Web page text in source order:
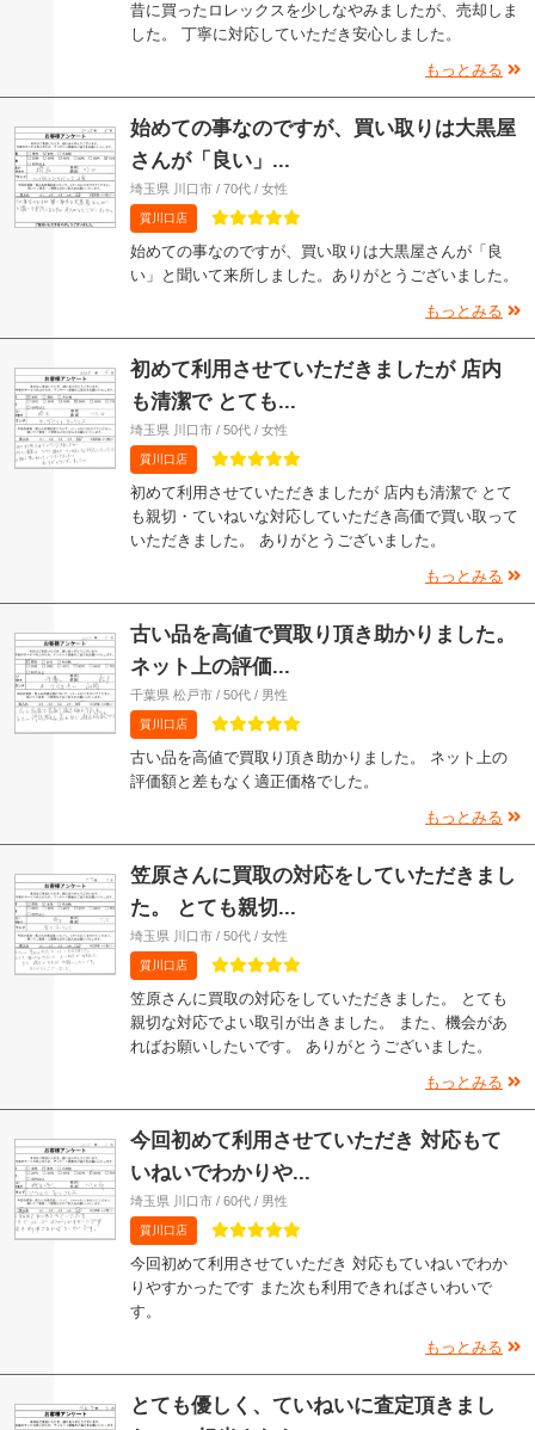
昔に買ったロレックスを少しなやみましたが、売却しま
した。 丁寧に対応していただき安心しました。
もっとみる
始めての事なのですが、買い取りは大黒屋
さんが「良い」...
埼玉県 川口市 / 70代 / 女性
質川口店
始めての事なのですが、買い取りは大黒屋さんが「良
い」と聞いて来所しました。ありがとうございました。
もっとみる
初めて利用させていただきましたが 店内
も清潔で とても...
埼玉県 川口市 / 50代 / 女性
質川口店
初めて利用させていただきましたが 店内も清潔で とて
も親切・ていねいな対応していただき高価で買い取って
いただきました。 ありがとうございました。
もっとみる
古い品を高値で買取り頂き助かりました。
ネット上の評価...
千葉県 松戸市 / 50代 / 男性
質川口店
古い品を高値で買取り頂き助かりました。 ネット上の
評価額と差もなく適正価格でした。
もっとみる
笠原さんに買取の対応をしていただきまし
た。 とても親切...
埼玉県 川口市 / 50代 / 女性
質川口店
笠原さんに買取の対応をしていただきました。 とても
親切な対応でよい取引が出きました。 また、機会があ
ればお願いしたいです。 ありがとうございました。
もっとみる
今回初めて利用させていただき 対応もて
いねいでわかりや...
埼玉県 川口市 / 60代 / 男性
質川口店
今回初めて利用させていただき 対応もていねいでわか
りやすかったです また次も利用できればさいわいで
す。
もっとみる
とても優しく、ていねいに査定頂きまし